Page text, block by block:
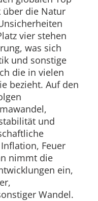
über die Natur
vier stehen
was sich
und sonstige
die in vielen
bezieht. Auf den
und
Feuer
nimmt die
ein,
Wandel.